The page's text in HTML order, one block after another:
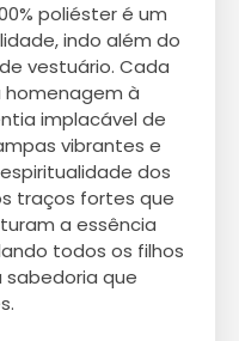
poliéster é um
indo além do
vestuário. Cada
à
implacável de
vibrantes e
dos
traços fortes que
a essência
todos os filhos
que